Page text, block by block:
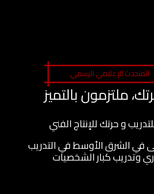
المتحدث الإعلامي الرسمي
ملتزمون بالتميز
و حرتك للإنتاج الفني
في الشرق الأوسط في التدريب
وتدريب كبار الشخصيات